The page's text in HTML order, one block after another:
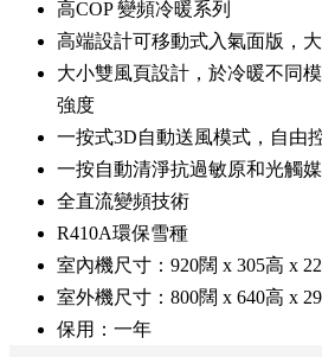
高COP 變頻冷暖系列
高端設計可移動式入氣面版，
大小雙風頁設計，於冷暖不同
強度
一按式3D自動送風模式，自由
一按自動清淨抗過敏原和光觸
全直流變頻技術
R410A環保雪種
室內機尺寸：920闊 x 305高 x
室外機尺寸：800闊 x 640高 x
保用：一年